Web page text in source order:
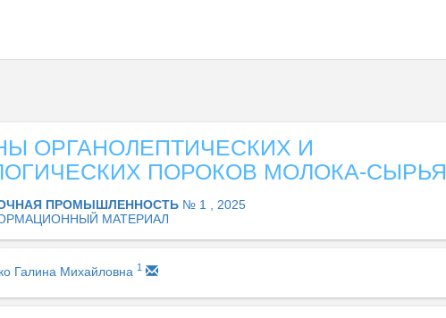
ОРГАНОЛЕПТИЧЕСКИХ И
ПОРОКОВ МОЛОКА-СЫРЬЯ
ПРОМЫШЛЕННОСТЬ № 1 , 2025
МАТЕРИАЛ
Галина Михайловна 1